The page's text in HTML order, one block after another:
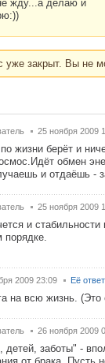
жду...а делаю и
уже закрыт. Вы не
25 ноября 2009
жизни берёт и
обмен
и отдаёшь -
25 ноября 2009
и
порядке.
2009 23:09 Её
на всю жизнь. (Это
26 ноября 2009
детей, заботы" -